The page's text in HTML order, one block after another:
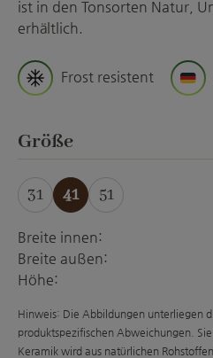
ist in den Tonsorten Natur,
erhältlich.
Frost resistent
Größeauswählen
31 41 51
Breite innen:
Breite außen:
Höhe:
Hinweis: Die Abbildungen unterliegen
produktspezifischen Abweichungen.
Keramik wird aus natürlichen